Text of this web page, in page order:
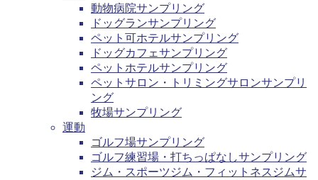
動物病院サンプリング
ドッグランサンプリング
ペット可ホテルサンプリング
ドッグカフェサンプリング
ペットホテルサンプリング
ペットサロン・トリミングサロンサンプリ
ング
牧場サンプリング
運動
ゴルフ場サンプリング
ゴルフ練習場・打ちっぱなしサンプリング
ジム・スポーツジム・フィットネスジムサ